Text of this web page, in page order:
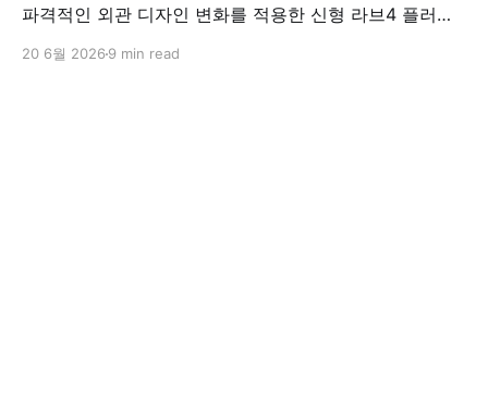
파격적인 외관 디자인 변화를 적용한 신형 라브4 플러그
충전이 가능하고 전기 모드로만 70km 이상 주행할 수 있
20 6월 2026 9 min read